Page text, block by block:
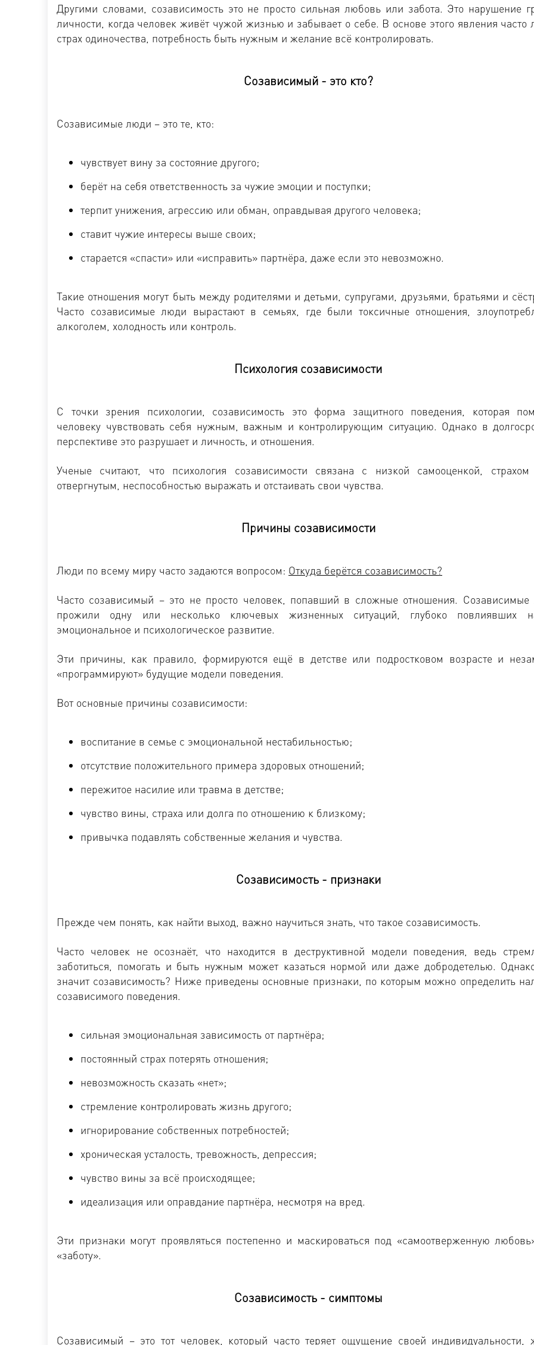
Другими словами, созависимость это не просто сильная любовь или забота. Это нарушение
личности, когда человек живёт чужой жизнью и забывает о себе. В основе этого явления часто
страх одиночества, потребность быть нужным и желание всё контролировать.
Созависимый - это кто?
Созависимые люди – это те, кто:
чувствует вину за состояние другого;
берёт на себя ответственность за чужие эмоции и поступки;
терпит унижения, агрессию или обман, оправдывая другого человека;
ставит чужие интересы выше своих;
старается «спасти» или «исправить» партнёра, даже если это невозможно.
Такие отношения могут быть между родителями и детьми, супругами, друзьями, братьями и
Часто созависимые люди вырастают в семьях, где были токсичные отношения,
алкоголем, холодность или контроль.
Психология созависимости
С точки зрения психологии, созависимость это форма защитного поведения, которая
человеку чувствовать себя нужным, важным и контролирующим ситуацию. Однако в
перспективе это разрушает и личность, и отношения.
Ученые считают, что психология созависимости связана с низкой самооценкой,
отвергнутым, неспособностью выражать и отстаивать свои чувства.
Причины созависимости
Люди по всему миру часто задаются вопросом: Откуда берётся созависимость?
Часто созависимый – это не просто человек, попавший в сложные отношения.
прожили одну или несколько ключевых жизненных ситуаций, глубоко повлиявших
эмоциональное и психологическое развитие.
Эти причины, как правило, формируются ещё в детстве или подростковом возрасте и
«программируют» будущие модели поведения.
Вот основные причины созависимости:
воспитание в семье с эмоциональной нестабильностью;
отсутствие положительного примера здоровых отношений;
пережитое насилие или травма в детстве;
чувство вины, страха или долга по отношению к близкому;
привычка подавлять собственные желания и чувства.
Созависимость - признаки
Прежде чем понять, как найти выход, важно научиться знать, что такое созависимость.
Часто человек не осознаёт, что находится в деструктивной модели поведения, ведь
заботиться, помогать и быть нужным может казаться нормой или даже добродетелью.
значит созависимость? Ниже приведены основные признаки, по которым можно определить
созависимого поведения.
сильная эмоциональная зависимость от партнёра;
постоянный страх потерять отношения;
невозможность сказать «нет»;
стремление контролировать жизнь другого;
игнорирование собственных потребностей;
хроническая усталость, тревожность, депрессия;
чувство вины за всё происходящее;
идеализация или оправдание партнёра, несмотря на вред.
Эти признаки могут проявляться постепенно и маскироваться под «самоотверженную
«заботу».
Созависимость - симптомы
Созависимый – это тот человек, который часто теряет ощущение своей индивидуальности,